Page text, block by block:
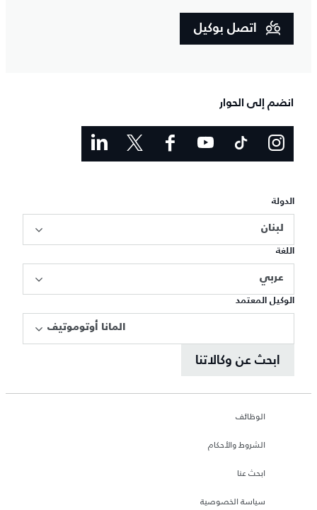
اتصل بوكيل
انضم إلى الحوار
الدولة
لبنان
اللغة
عربي
الوكيل المعتمد
المانا أوتوموتيف
ابحث عن وكالاتنا
الوظائف
الشروط والأحكام
ابحث عنا
سياسة الخصوصية